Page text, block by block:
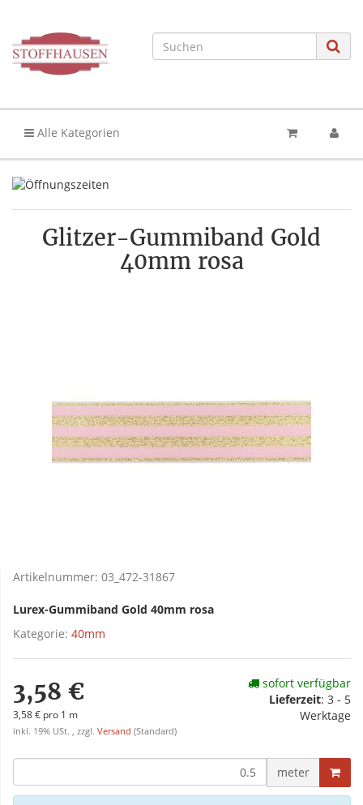
Alle Kategorien
Glitzer-Gummiband Gold
40mm rosa
Artikelnummer: 03_472-31867
Lurex-Gummiband Gold 40mm rosa
Kategorie: 40mm
3,58 €
3,58 € pro 1 m
inkl. 19% USt. , zzgl. Versand (Standard)
sofort verfügbar
Lieferzeit: 3 - 5
Werktage
meter